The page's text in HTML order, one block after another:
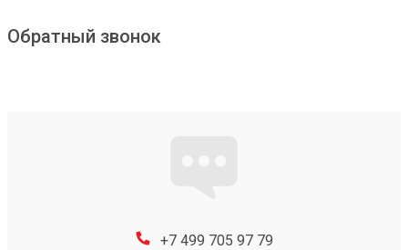
Обратный звонок
+7 499 705 97 79